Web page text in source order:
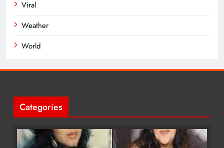
Viral
Weather
World
Categories